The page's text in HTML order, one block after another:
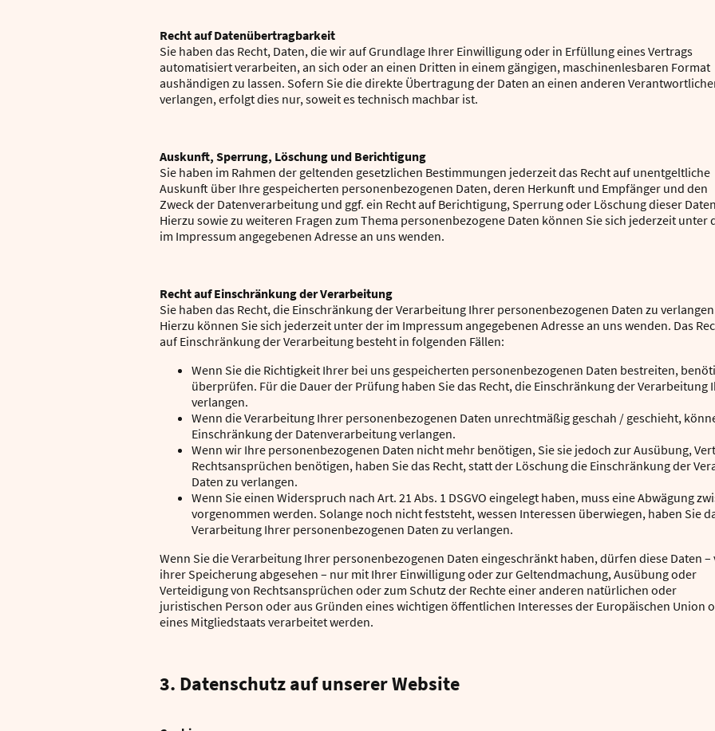
Recht auf Datenübertragbarkeit
Sie haben das Recht, Daten, die wir auf Grundlage Ihrer Einwilligung oder in Erfüllung eines Vertrags
automatisiert verarbeiten, an sich oder an einen Dritten in einem gängigen, maschinenlesbaren Format
aushändigen zu lassen. Sofern Sie die direkte Übertragung der Daten an einen anderen
verlangen, erfolgt dies nur, soweit es technisch machbar ist.
Auskunft, Sperrung, Löschung und Berichtigung
Sie haben im Rahmen der geltenden gesetzlichen Bestimmungen jederzeit das Recht auf unentgeltliche
Auskunft über Ihre gespeicherten personenbezogenen Daten, deren Herkunft und Empfänger und den
Zweck der Datenverarbeitung und ggf. ein Recht auf Berichtigung, Sperrung oder Löschung dieser
Hierzu sowie zu weiteren Fragen zum Thema personenbezogene Daten können Sie sich jederzeit unter
im Impressum angegebenen Adresse an uns wenden.
Recht auf Einschränkung der Verarbeitung
Sie haben das Recht, die Einschränkung der Verarbeitung Ihrer personenbezogenen Daten zu
Hierzu können Sie sich jederzeit unter der im Impressum angegebenen Adresse an uns wenden. Das
auf Einschränkung der Verarbeitung besteht in folgenden Fällen:
Wenn Sie die Richtigkeit Ihrer bei uns gespeicherten personenbezogenen Daten bestreiten,
überprüfen. Für die Dauer der Prüfung haben Sie das Recht, die Einschränkung der Verarbeitung
verlangen.
Wenn die Verarbeitung Ihrer personenbezogenen Daten unrechtmäßig geschah / geschieht,
Einschränkung der Datenverarbeitung verlangen.
Wenn wir Ihre personenbezogenen Daten nicht mehr benötigen, Sie sie jedoch zur Ausübung,
Rechtsansprüchen benötigen, haben Sie das Recht, statt der Löschung die Einschränkung der
Daten zu verlangen.
Wenn Sie einen Widerspruch nach Art. 21 Abs. 1 DSGVO eingelegt haben, muss eine Abwägung
vorgenommen werden. Solange noch nicht feststeht, wessen Interessen überwiegen, haben Sie
Verarbeitung Ihrer personenbezogenen Daten zu verlangen.
Wenn Sie die Verarbeitung Ihrer personenbezogenen Daten eingeschränkt haben, dürfen diese Daten –
ihrer Speicherung abgesehen – nur mit Ihrer Einwilligung oder zur Geltendmachung, Ausübung oder
Verteidigung von Rechtsansprüchen oder zum Schutz der Rechte einer anderen natürlichen oder
juristischen Person oder aus Gründen eines wichtigen öffentlichen Interesses der Europäischen Union
eines Mitgliedstaats verarbeitet werden.
3. Datenschutz auf unserer Website